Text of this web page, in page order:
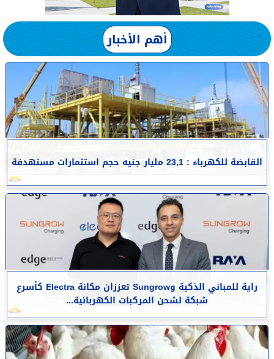
أهم الأخبار
القابضة للكهرباء : 23,1 مليار جنيه حجم استثمارات مستهدفة
راية للمباني الذكية وSungrow تعززان مكانة Electra كأسرع
شبكة لشحن المركبات الكهربائية...